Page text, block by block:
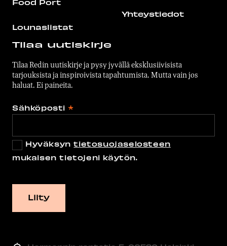
Food Port
Lounaslistat
Yhteystiedot
Tilaa uutiskirje
Tilaa Redin uutiskirje ja pysy jyvällä eksklusiivisista
tarjouksista ja inspiroivista tapahtumista. Mutta vain jos
haluat. Ei paineita.
Sähköposti *
Hyväksyntietosuojaselosteen
mukaisen tietojeni käytön.